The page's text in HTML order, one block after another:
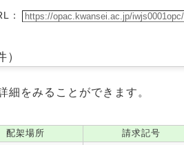
：
細をみることができます。
配架場所 請求記号